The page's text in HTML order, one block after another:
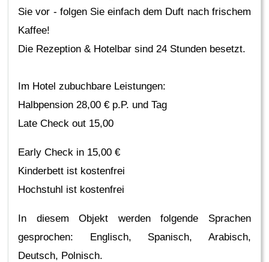
Sie vor - folgen Sie einfach dem Duft nach frischem
Kaffee!
Die Rezeption & Hotelbar sind 24 Stunden besetzt.
Im Hotel zubuchbare Leistungen:
Halbpension 28,00 € p.P. und Tag
Late Check out 15,00
Early Check in 15,00 €
Kinderbett ist kostenfrei
Hochstuhl ist kostenfrei
In diesem Objekt werden folgende Sprachen
gesprochen: Englisch, Spanisch, Arabisch,
Deutsch, Polnisch.